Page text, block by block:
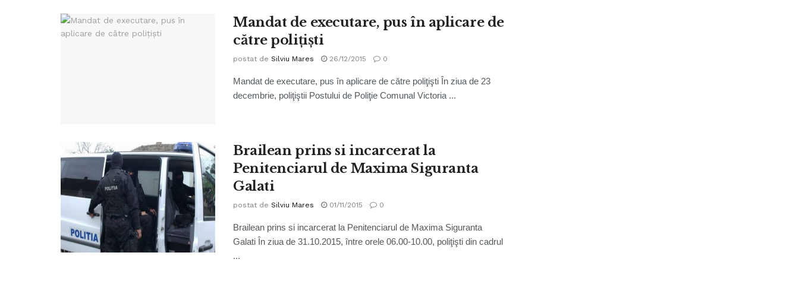
Mandat de executare, pus în aplicare de
către poliţişti
postat de Silviu Mares 26/12/2015 0
Mandat de executare, pus în aplicare de către poliţişti În ziua de 23
decembrie, poliţiştii Postului de Poliţie Comunal Victoria ...
Brailean prins si incarcerat la
Penitenciarul de Maxima Siguranta
Galati
postat de Silviu Mares 01/11/2015 0
Brailean prins si incarcerat la Penitenciarul de Maxima Siguranta
Galati În ziua de 31.10.2015, între orele 06.00-10.00, poliţişti din cadrul
...